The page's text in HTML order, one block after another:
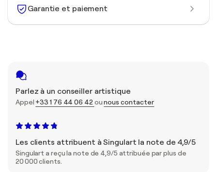
Garantie et paiement
Parlez à un conseiller artistique
Appel +33 1 76 44 06 42 ounous contacter
Les clients attribuent à Singulart la note de 4,9/5
Singulart a reçu la note de 4,9/5 attribuée par plus de
20 000 clients.